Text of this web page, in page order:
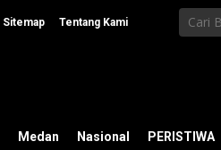
Sitemap Tentang Kami
Medan Nasional PERISTIWA